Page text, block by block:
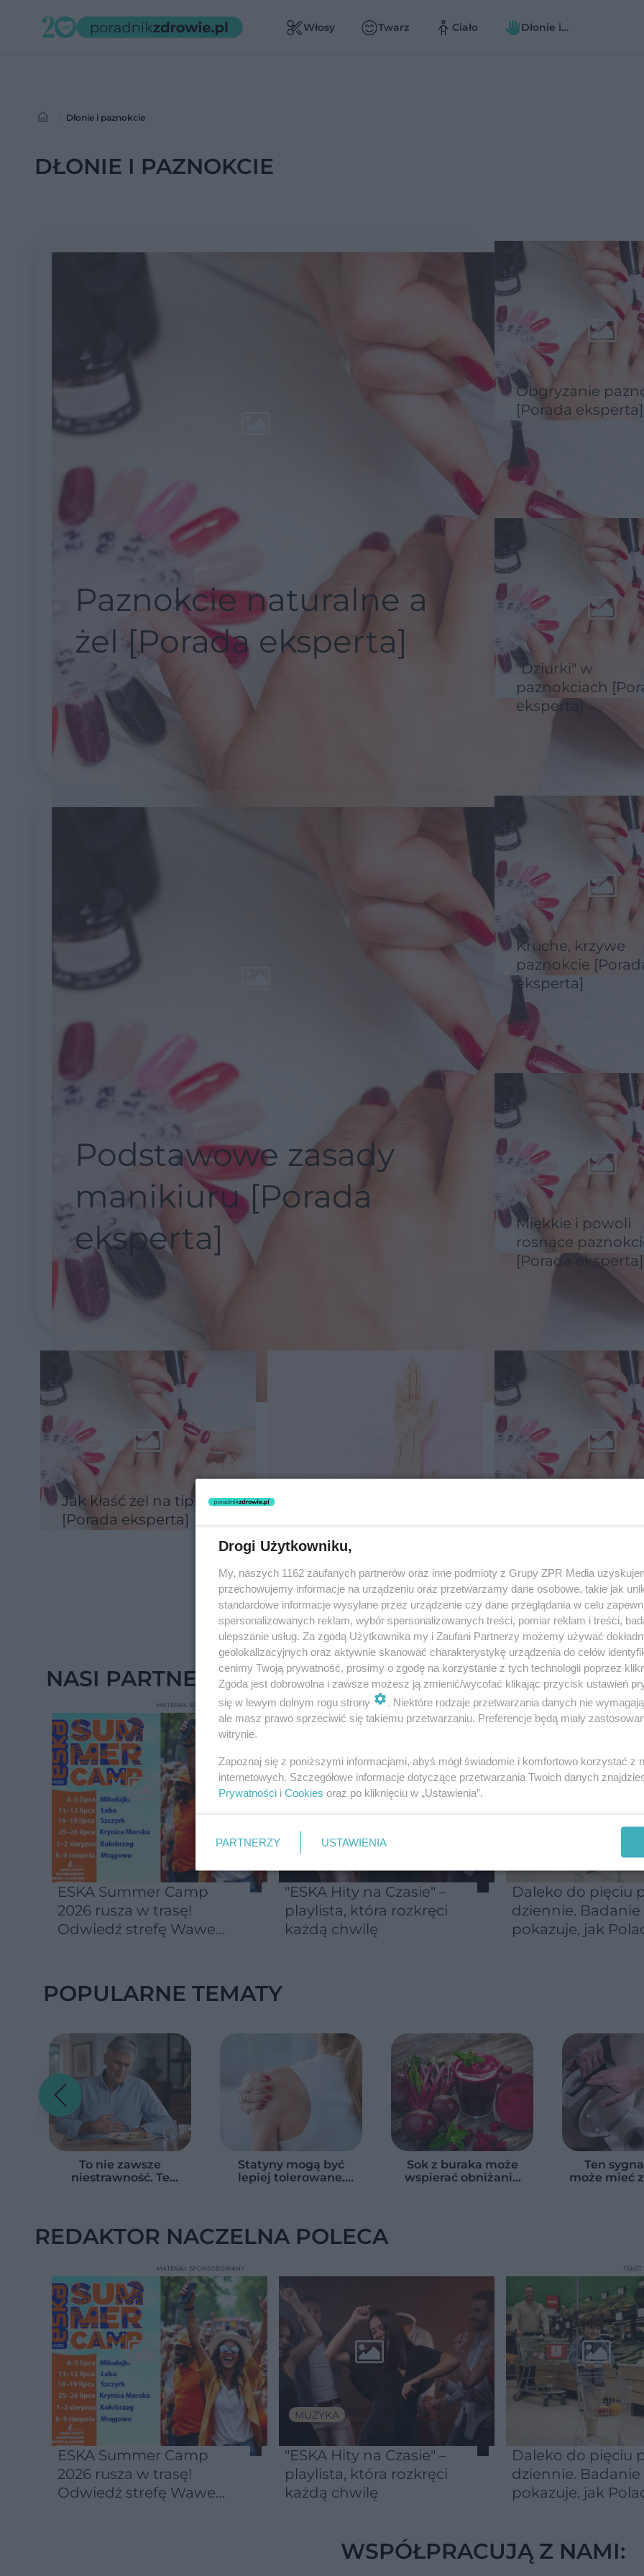
Włosy Twarz Ciało
Dłonie i
Dłonie i paznokcie
DŁONIE I PAZNOKCIE
Paznokcie naturalne a
żel [Porada eksperta]
Podstawowe zasady
manikiuru [Porada
eksperta]
Obgryzanie
[Porada eksperta]
"Dziurki" w
paznokciach
eksperta]
Kruche, krzywe
paznokcie
eksperta]
Miękkie i powoli
rosnące
[Porada eksperta]
Jak kłaść żel na tips?
[Porada eksperta]
praktyczne rady
1 ... 11 12
NASI PARTNERZY POLECAJĄ
ESKA Summer Camp
2026 rusza w trasę!
Odwiedź strefę Wawel i
MATERIAŁ SPONSOROWANY
MUZYKA
"ESKA Hity na Czasie" –
playlista, która rozkręci
każdą chwilę
Daleko do pięciu
dziennie. Badanie
pokazuje, jak
POPULARNE TEMATY
To nie zawsze
niestrawność. Te
Statyny mogą być
lepiej tolerowane.
Sok z buraka może
wspierać obniżanie
Ten
może mieć
REDAKTOR NACZELNA POLECA
ESKA Summer Camp
2026 rusza w trasę!
Odwiedź strefę Wawel i
MATERIAŁ SPONSOROWANY
MUZYKA
"ESKA Hity na Czasie" –
playlista, która rozkręci
każdą chwilę
Daleko do pięciu
dziennie. Badanie
pokazuje, jak
WSPÓŁPRACUJĄ Z NAMI:
Drogi Użytkowniku,
My, naszych 1162 zaufanych partnerów oraz inne podmioty z Grupy ZPR Media
przechowujemy informacje na urządzeniu oraz przetwarzamy dane osobowe, takie jak
standardowe informacje wysyłane przez urządzenie czy dane przeglądania w celu
spersonalizowanych reklam, wybór spersonalizowanych treści, pomiar reklam i treści,
ulepszanie usług. Za zgodą Użytkownika my i Zaufani Partnerzy możemy używać
geolokalizacyjnych oraz aktywnie skanować charakterystykę urządzenia do celów
cenimy Twoją prywatność, prosimy o zgodę na korzystanie z tych technologii poprzez
Zgoda jest dobrowolna i zawsze możesz ją zmienić/wycofać klikając przycisk ustawień
się w lewym dolnym rogu strony
. Niektóre rodzaje przetwarzania danych nie
ale masz prawo sprzeciwić się takiemu przetwarzaniu. Preferencje będą miały
witrynie.
Zapoznaj się z poniższymi informacjami, abyś mógł świadomie i komfortowo korzystać z
internetowych. Szczegółowe informacje dotyczące przetwarzania Twoich danych
Prywatności i Cookies oraz po kliknięciu w „Ustawienia”.
PARTNERZY USTAWIENIA